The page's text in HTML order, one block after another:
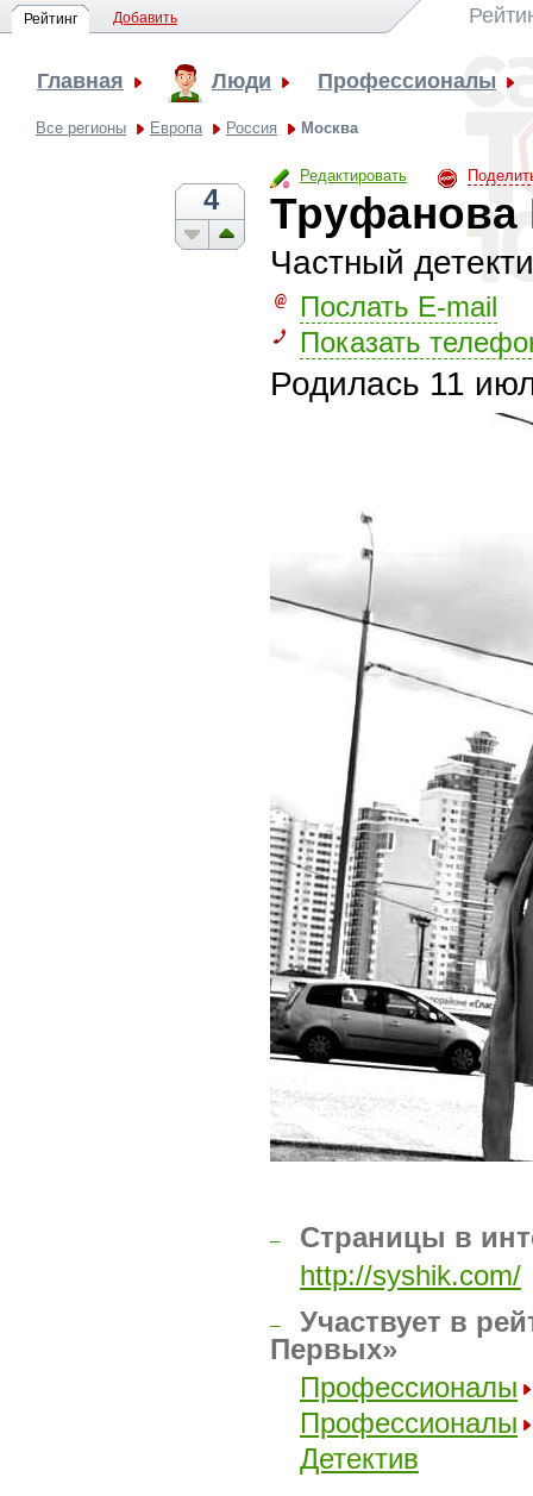
Рейтинг Добавить
Главная Люди Профессионалы
Все регионы Европа Россия Москва
Редактировать
4 Труфанова
Частный
Послать E-mail
Показать
Родилась 11
–
Страницы в
http://syshik.com/
–
Участвует в
Первых»
Профессионалы
Профессионалы
Детектив